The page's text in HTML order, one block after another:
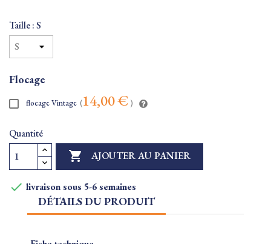
Taille : S
Flocage
flocage Vintage (14,00 € )
Quantité
 AJOUTER AU PANIER
 livraison sous 5-6 semaines
DÉTAILS DU PRODUIT